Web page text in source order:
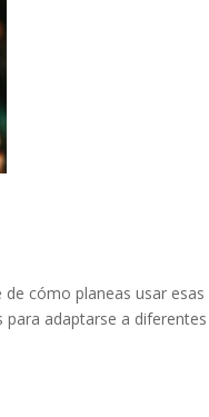
cómo planeas usar esas
adaptarse a diferentes